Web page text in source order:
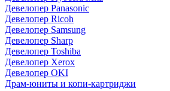
Девелопер Panasonic
Девелопер Ricoh
Девелопер Samsung
Девелопер Sharp
Девелопер Toshiba
Девелопер Xerox
Девелопер OKI
Драм-юниты и копи-картриджи